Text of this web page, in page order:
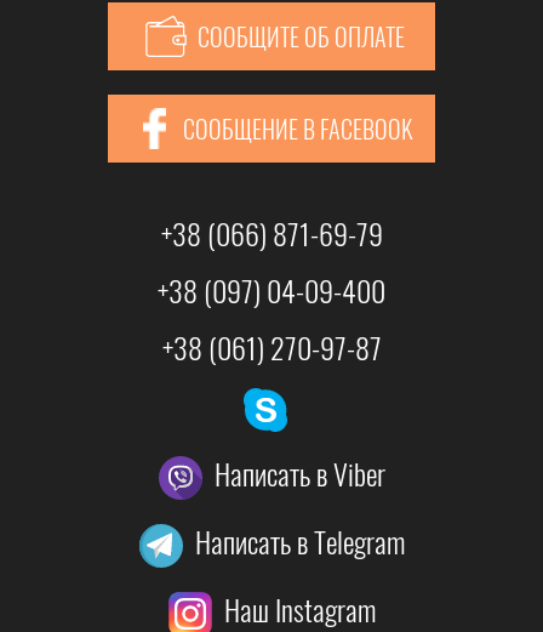
СООБЩИТЕ ОБ ОПЛАТЕ
СООБЩЕНИЕ В FACEBOOK
+38 (066) 871-69-79
+38 (097) 04-09-400
+38 (061) 270-97-87
Написать в Viber
Написать в Telegram
Наш Instagram